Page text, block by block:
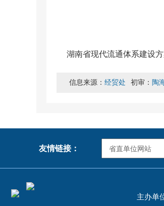
湖南省现代流通体系建设
信息来源： 经贸处 初审： 陶
友情链接：
主办单